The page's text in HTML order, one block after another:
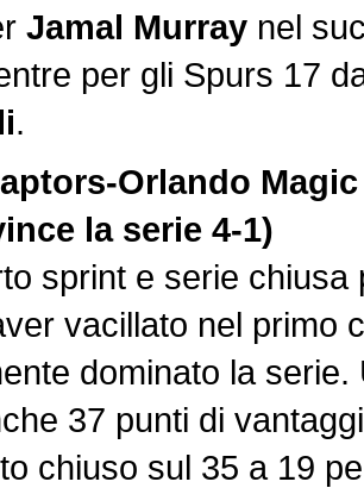
Jamal Murray nel
per gli Spurs 17
.
Orlando Magic
la serie 4-1)
sprint e serie chiusa
vacillato nel primo
dominato la serie.
37 punti di
chiuso sul 35 a 19